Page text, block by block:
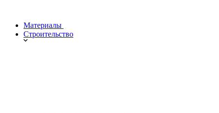
Материалы
Строительство